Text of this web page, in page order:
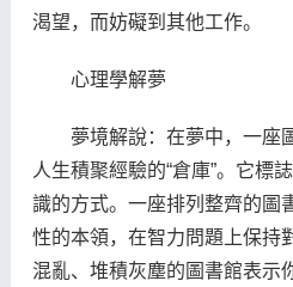
渴望，而妨礙到其他工作。
心理學解夢
夢境解說：在夢中，一座
人生積聚經驗的“倉庫”。它標
識的方式。一座排列整齊的圖
性的本領，在智力問題上保持
混亂、堆積灰塵的圖書館表示